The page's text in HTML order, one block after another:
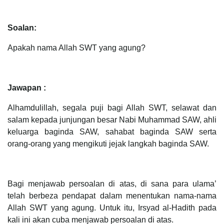
Soalan:
Apakah nama Allah SWT yang agung?
Jawapan :
Alhamdulillah, segala puji bagi Allah SWT, selawat dan
salam kepada junjungan besar Nabi Muhammad SAW, ahli
keluarga baginda SAW, sahabat baginda SAW serta
orang-orang yang mengikuti jejak langkah baginda SAW.
Bagi menjawab persoalan di atas, di sana para ulama’
telah berbeza pendapat dalam menentukan nama-nama
Allah SWT yang agung. Untuk itu, Irsyad al-Hadith pada
kali ini akan cuba menjawab persoalan di atas.